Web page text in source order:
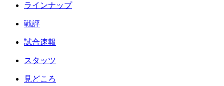
ラインナップ
戦評
試合速報
スタッツ
見どころ